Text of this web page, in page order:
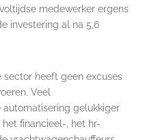
medewerker ergens
investering al na 5,6
sector heeft geen excuses
Veel
gelukkiger
financieel-, het hr-